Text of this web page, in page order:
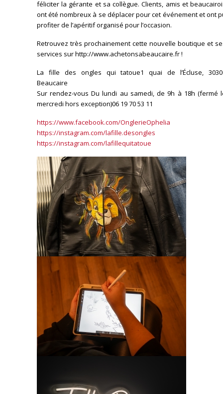
féliciter la gérante et sa collègue. Clients, amis et
ont été nombreux à se déplacer pour cet événement et ont
profiter de l’apéritif organisé pour l’occasion.
Retrouvez très prochainement cette nouvelle boutique et
services sur http://www.achetonsabeaucaire.fr !
La fille des ongles qui tatoue1 quai de l’Écluse,
Beaucaire
Sur rendez-vous Du lundi au samedi, de 9h à 18h (fermé
mercredi hors exception)06 19 70 53 11
https://www.facebook.com/OnglerieOphelia
https://instagram.com/lafille.desongles
https://instagram.com/lafillequitatoue